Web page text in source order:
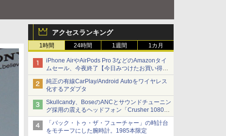
アクセスランキング
1時間 24時間 1週間 1カ月
iPhone AirやAirPods Pro 3などのAmazonタイ
ムセール、今夜終了【今日みつけたお買い得
品】
純正の有線CarPlay/Android Autoをワイヤレス
化するアダプタ
Skullcandy、BoseのANCとサウンドチューニン
グ採用の震えるヘッドフォン「Crusher 1080
ANC」
「バック・トゥ・ザ・フューチャー」の時計台
をモチーフにした腕時計。1985本限定